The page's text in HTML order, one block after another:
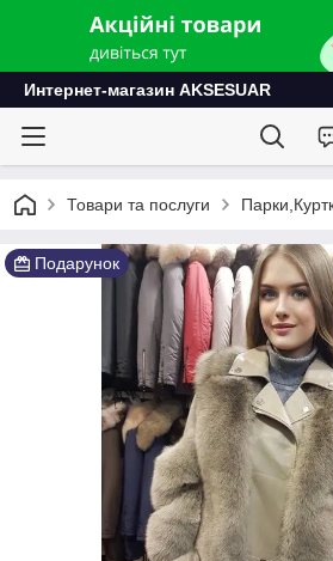
Интернет-магазин AKSESUAR
Товари та послуги
Подарунок